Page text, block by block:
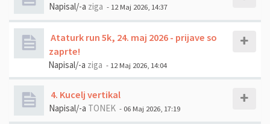
Napisal/-a ziga - 12 Maj 2026, 14:37
Ataturk run 5k, 24. maj 2026 - prijave so
zaprte!
Napisal/-a ziga - 12 Maj 2026, 14:04
4. Kucelj vertikal
Napisal/-a TONEK - 06 Maj 2026, 17:19